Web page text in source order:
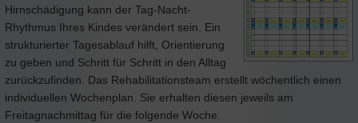
Hirnschädigung kann der Tag-Nacht-
Rhythmus Ihres Kindes verändert sein. Ein
strukturierter Tagesablauf hilft, Orientierung
zu geben und Schritt für Schritt in den Alltag
zurückzufinden. Das Rehabilitationsteam erstellt wöchentlich einen
individuellen Wochenplan. Sie erhalten diesen jeweils am
Freitagnachmittag für die folgende Woche.